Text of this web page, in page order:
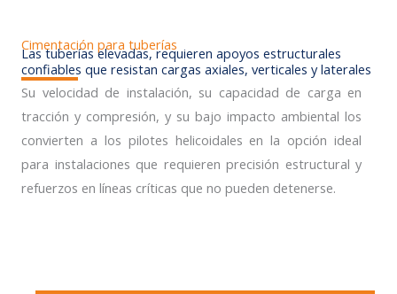
Cimentación para tuberías
Las tuberías elevadas, requieren apoyos estructurales
confiables que resistan cargas axiales, verticales y laterales
Su velocidad de instalación, su capacidad de carga en
tracción y compresión, y su bajo impacto ambiental los
convierten a los pilotes helicoidales en la opción ideal
para instalaciones que requieren precisión estructural y
refuerzos en líneas críticas que no pueden detenerse.